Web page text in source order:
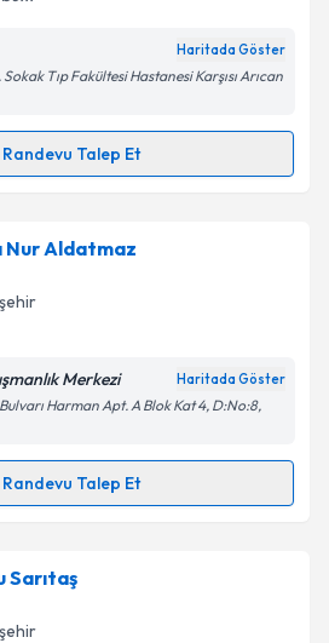
işlenmesine ilişkin
Aydınlatma
ve kişisel verilerimin belirtilen
kabul ediyorum.
Talebini Gönder
Haritada Göster
Tıp Fakültesi Hastanesi Karşısı Arıcan
Randevu Talep Et
Talebi
için randevu takvimi talebi
randevu almanız için bir
e-posta ile bilgilendireceğiz.
işlenmesine ilişkinAydınlatma
ve kişisel verilerimin belirtilen
kabul ediyorum.
Talebini Gönder
Nur Aldatmaz
Merkezi Haritada Göster
Harman Apt. A Blok Kat 4, D:No:8,
Randevu Talep Et
Talebi
için randevu takvimi talebi
randevu almanız için bir
e-posta ile bilgilendireceğiz.
Sarıtaş